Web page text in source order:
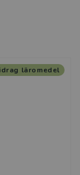
läromedel